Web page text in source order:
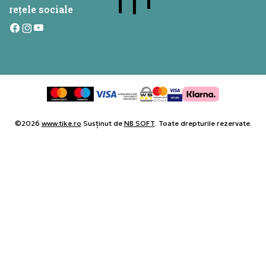
rețele sociale
©2026 www.tike.ro Susținut de NB SOFT. Toate drepturile rezervate.